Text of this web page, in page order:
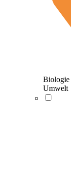
Biologie
Umwelt